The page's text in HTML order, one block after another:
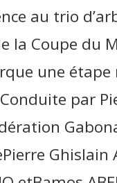
au trio
la Coupe du
une
par
Ghislain